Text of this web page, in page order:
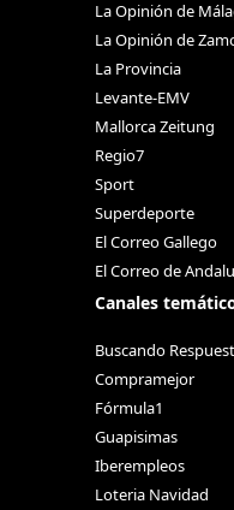
La Opinión de
La Opinión de
La Provincia
Levante-EMV
Mallorca Zeitung
Regio7
Sport
Superdeporte
El Correo Gallego
El Correo de
Canales
Buscando
Compramejor
Fórmula1
Guapisimas
Iberempleos
Loteria Navidad